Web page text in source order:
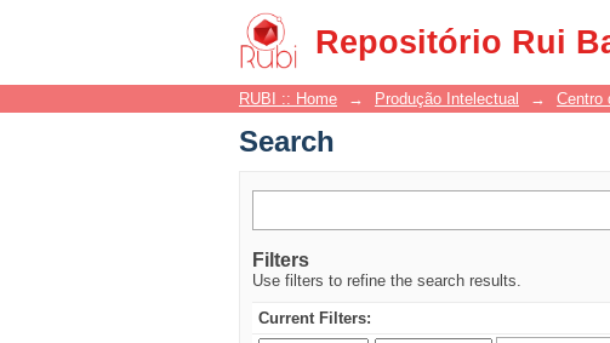
Repositório Rui
Search
RUBI :: Home → Produção Intelectual → Centro
Search
Filters
Use filters to refine the search results.
Current Filters: